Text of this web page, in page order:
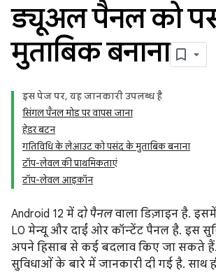
ड्यूअल पैनल को
मुताबिक बनाना
इस पेज पर, यह जानकारी उपलब्ध है
सिंगल पैनल मोड पर वापस जाना
हेडर बटन
गतिविधि के लेआउट को पसंद के मुताबिक बनाना
टॉप-लेवल की प्राथमिकताएं
टॉप-लेवल आइकॉन
Android 12 में दो पैनलवाला डिज़ाइन है.
L0 मेन्यू और दाईं ओर कॉन्टेंट पैनल है. इस
अपने हिसाब से कई बदलाव किए जा सकते
सुविधाओं के बारे में जानकारी दी गई है. साथ